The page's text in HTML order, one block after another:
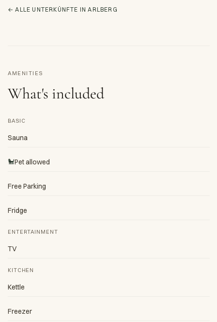
← ALLE UNTERKÜNFTE IN ARLBERG
AMENITIES
What's included
BASIC
Sauna
🐩Pet allowed
Free Parking
Fridge
ENTERTAINMENT
TV
KITCHEN
Kettle
Freezer